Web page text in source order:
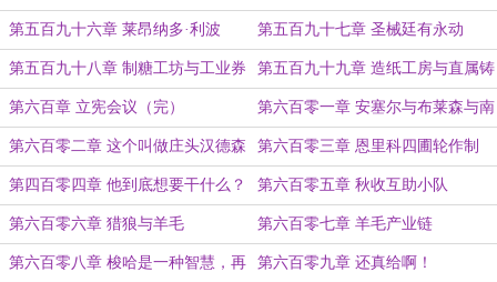
师的信
第五百九十六章 莱昂纳多·利波 第五百九十七章 圣械廷有永动
机？！
第五百九十八章 制糖工坊与工业券 第五百九十九章 造纸工房与直属铸
造修士
第六百章 立宪会议（完） 第六百零一章 安塞尔与布莱森与南
芒德郡
第六百零二章 这个叫做庄头汉德森
的庄头叫做汉德森
第六百零三章 恩里科四圃轮作制
第四百零四章 他到底想要干什么？ 第六百零五章 秋收互助小队
第六百零六章 猎狼与羊毛 第六百零七章 羊毛产业链
第六百零八章 梭哈是一种智慧，再 第六百零九章 还真给啊！